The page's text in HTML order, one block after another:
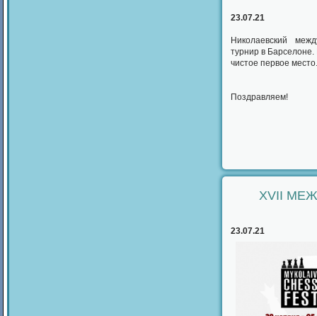
23.07.21
Николаевский
турнир в
чистое первое место.
Поздравляем!
XVII
23.07.21